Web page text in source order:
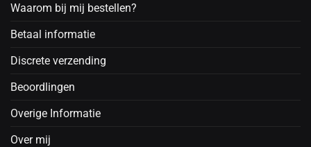
Waarom bij mij bestellen?
Betaal informatie
Discrete verzending
Beoordlingen
Overige Informatie
Over mij